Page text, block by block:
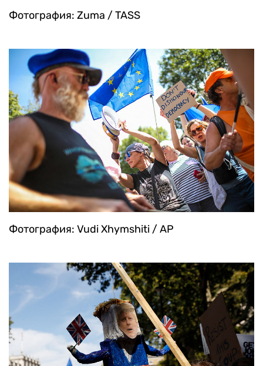
Фотография: Zuma / TASS
Фотография: Vudi Xhymshiti / AP